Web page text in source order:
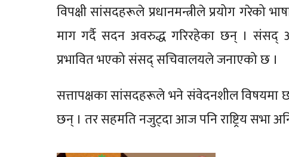
विपक्षी सांसदहरूले प्रधानमन्त्रीले प्रयोग गरेको
माग गर्दै सदन अवरुद्ध गरिरहेका छन् । संसद्
प्रभावित भएको संसद् सचिवालयले जनाएको छ ।
सत्तापक्षका सांसदहरूले भने संवेदनशील विषयमा
छन् । तर सहमति नजुट्दा आज पनि राष्ट्रिय सभा